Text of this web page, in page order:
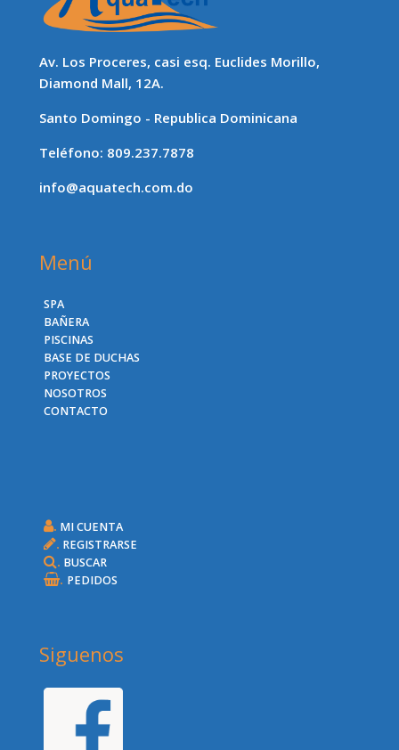
Av. Los Proceres, casi esq. Euclides Morillo,
Diamond Mall, 12A.
Santo Domingo - Republica Dominicana
Teléfono: 809.237.7878
info@aquatech.com.do
Menú
SPA
BAÑERA
PISCINAS
BASE DE DUCHAS
PROYECTOS
NOSOTROS
CONTACTO
. MI CUENTA
REGISTRARSE
BUSCAR
. PEDIDOS
Siguenos